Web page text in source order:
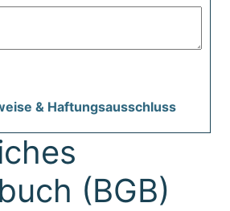
& Haftungsausschluss
(BGB)